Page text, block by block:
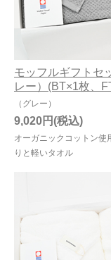
モッフルギフトセ
レー）(BT×1枚、
（グレー）
オーガニックコットン使
りと軽いタオル
9,020円